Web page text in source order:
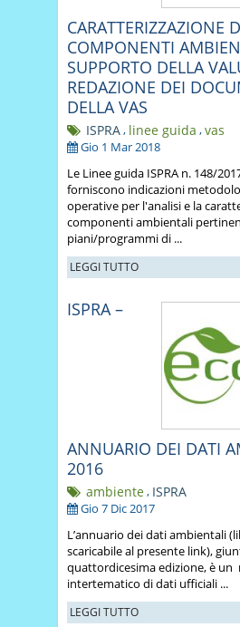
CARATTERIZZAZIONE
COMPONENTI
SUPPORTO DELLA
REDAZIONE DEI
DELLA VAS
ISPRA, linee guida ,vas
Gio 1 Mar 2018
Le Linee guida ISPRA n. 148/
forniscono indicazioni
operative per l'analisi e la
componenti ambientali
piani/programmi di ...
LEGGI TUTTO
ISPRA –
ANNUARIO DEI DATI
2016
ambiente, ISPRA
Gio 7 Dic 2017
L’annuario dei dati ambientali
scaricabile al presente link),
quattordicesima edizione, è un
intertematico di dati ufficiali ...
LEGGI TUTTO